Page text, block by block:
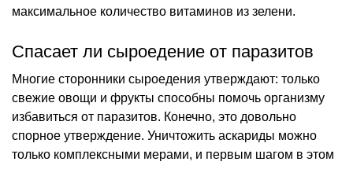
максимальное количество витаминов из зелени.
Спасает ли сыроедение от паразитов
Многие сторонники сыроедения утверждают: только
свежие овощи и фрукты способны помочь организму
избавиться от паразитов. Конечно, это довольно
спорное утверждение. Уничтожить аскариды можно
только комплексными мерами, и первым шагом в этом